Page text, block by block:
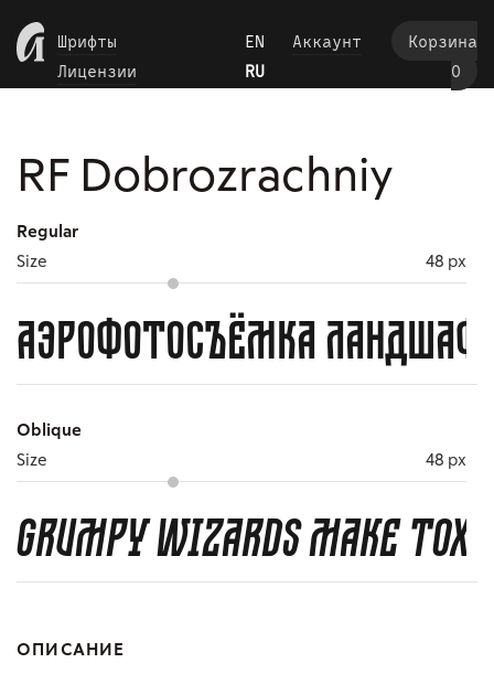
Шрифты
Лицензии
EN
RU
Аккаунт
Корзина
0
RF Dobrozrachniy
Regular
Size
48 px
Аэрофотосъёмка
Oblique
Size
48 px
Grumpy wizards make
ОПИСАНИЕ